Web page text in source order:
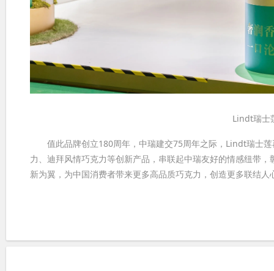
Lindt瑞士
值此品牌创立180周年，中瑞建交75周年之际，Lindt瑞士莲
力、迪拜风情巧克力等创新产品，串联起中瑞友好的情感纽带
新为翼，为中国消费者带来更多高品质巧克力，创造更多联结人